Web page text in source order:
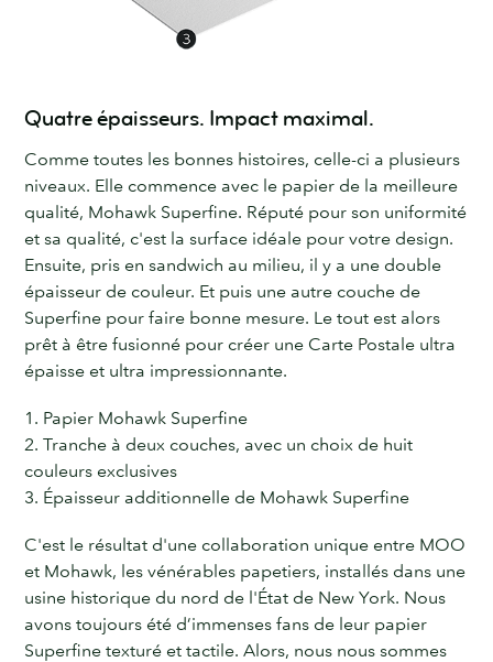
Quatre épaisseurs. Impact maximal.
Comme toutes les bonnes histoires, celle-ci a plusieurs
niveaux. Elle commence avec le papier de la meilleure
qualité, Mohawk Superfine. Réputé pour son uniformité
et sa qualité, c'est la surface idéale pour votre design.
Ensuite, pris en sandwich au milieu, il y a une double
épaisseur de couleur. Et puis une autre couche de
Superfine pour faire bonne mesure. Le tout est alors
prêt à être fusionné pour créer une Carte Postale ultra
épaisse et ultra impressionnante.
1. Papier Mohawk Superfine
2. Tranche à deux couches, avec un choix de huit
couleurs exclusives
3. Épaisseur additionnelle de Mohawk Superfine
C'est le résultat d'une collaboration unique entre MOO
et Mohawk, les vénérables papetiers, installés dans une
usine historique du nord de l'État de New York. Nous
avons toujours été d’immenses fans de leur papier
Superfine texturé et tactile. Alors, nous nous sommes